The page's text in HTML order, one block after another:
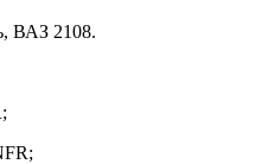
ВАЗ 2108.